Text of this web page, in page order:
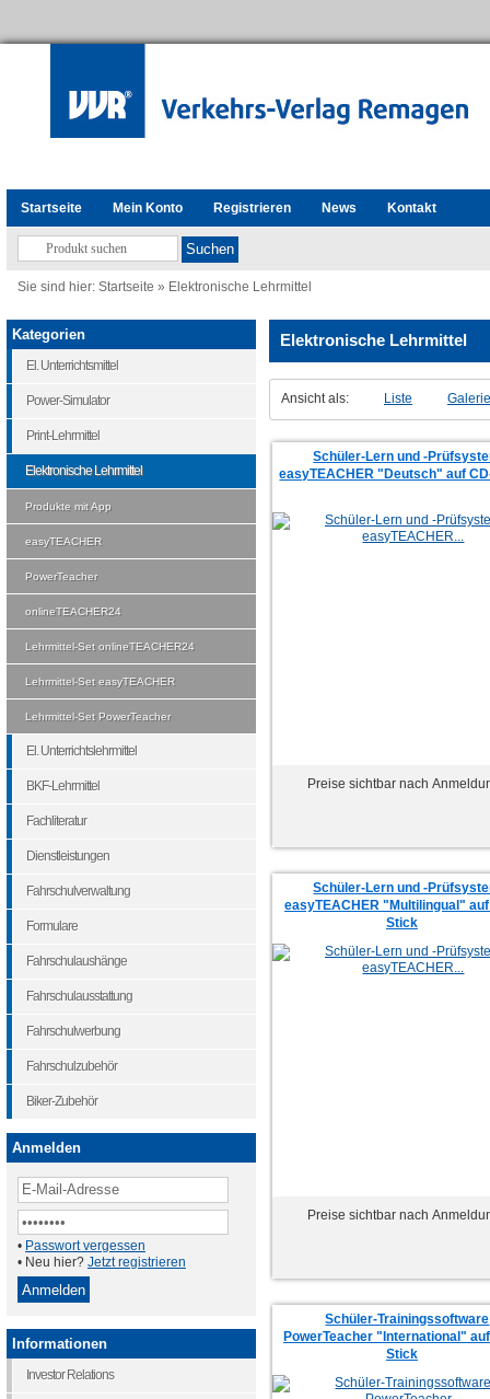
Startseite Mein Konto Registrieren News Kontakt
Sie sind hier: Startseite » Elektronische Lehrmittel
Elektronische Lehrmittel
Ansicht als: Liste Galerie
Schüler-Lern und -
easyTEACHER "Deutsch" auf
Preise sichtbar nach
Schüler-Lern und -
easyTEACHER "Multilingual"
Stick
Preise sichtbar nach
Schüler-Trainingssoftware
PowerTeacher "International"
Stick
Kategorien
El. Unterrichtsmittel
Power-Simulator
Print-Lehrmittel
Elektronische Lehrmittel
Produkte mit App
easyTEACHER
PowerTeacher
onlineTEACHER24
Lehrmittel-Set onlineTEACHER24
Lehrmittel-Set easyTEACHER
Lehrmittel-Set PowerTeacher
El. Unterrichtslehrmittel
BKF-Lehrmittel
Fachliteratur
Dienstleistungen
Fahrschulverwaltung
Formulare
Fahrschulaushänge
Fahrschulausstattung
Fahrschulwerbung
Fahrschulzubehör
Biker-Zubehör
Anmelden
• Passwort vergessen
• Neu hier? Jetzt registrieren
Informationen
Investor Relations